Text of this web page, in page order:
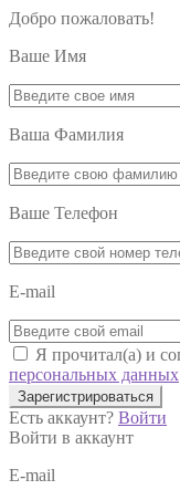
Добро пожаловать!
Ваше Имя
Ваша Фамилия
Ваше Телефон
E-mail
Я прочитал(а) и
персональных данных
Зарегистрироваться
Есть аккаунт? Войти
Войти в аккаунт
E-mail